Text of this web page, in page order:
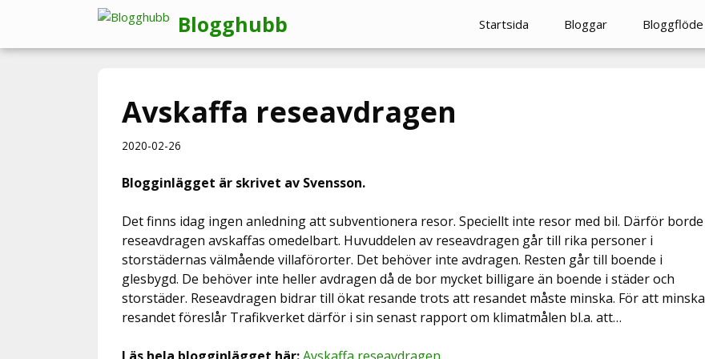
innehåll
Blogghubb Startsida Bloggar Bloggflöde
Avskaffa reseavdragen
2020-02-26
Blogginlägget är skrivet av Svensson.
Det finns idag ingen anledning att subventionera resor. Speciellt inte resor med bil. Därför borde
reseavdragen avskaffas omedelbart. Huvuddelen av reseavdragen går till rika personer i
storstädernas välmående villaförorter. Det behöver inte avdragen. Resten går till boende i
glesbygd. De behöver inte heller avdragen då de bor mycket billigare än boende i städer och
storstäder. Reseavdragen bidrar till ökat resande trots att resandet måste minska. För att minska
resandet föreslår Trafikverket därför i sin senast rapport om klimatmålen bl.a. att…